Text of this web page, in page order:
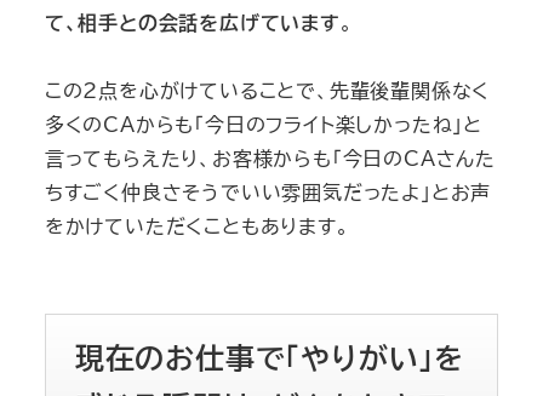
て、相手との会話を広げています。
この2点を心がけていることで、先輩後輩関係なく
多くのCAからも「今日のフライト楽しかったね」と
言ってもらえたり、お客様からも「今日のCAさんた
ちすごく仲良さそうでいい雰囲気だったよ」とお声
をかけていただくこともあります。
現在のお仕事で「やりがい」を